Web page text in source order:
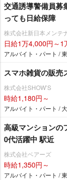
交通誘導警備員募
っても日給保障
株式会社新日本メンテ
日給1万4,000円～1
アルバイト・パート /
スマホ雑貨の販売
株式会社SHOW’S
時給1,180円～
アルバイト・パート /
高級マンションの
0代活躍中 駅近
株式会社ベアーズ
時給1,350円～
アルバイト・パート /